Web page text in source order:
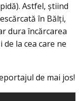
Astfel, știind
în Bălți,
dura încărcarea
la cea care ne
de mai jos!